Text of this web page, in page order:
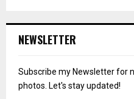
NEWSLETTER
Subscribe my Newsletter for
photos. Let's stay updated!